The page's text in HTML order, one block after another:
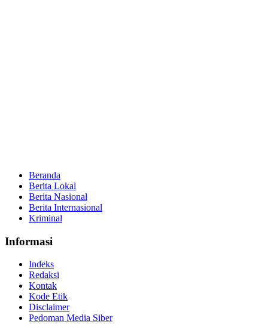
Beranda
Berita Lokal
Berita Nasional
Berita Internasional
Kriminal
Informasi
Indeks
Redaksi
Kontak
Kode Etik
Disclaimer
Pedoman Media Siber